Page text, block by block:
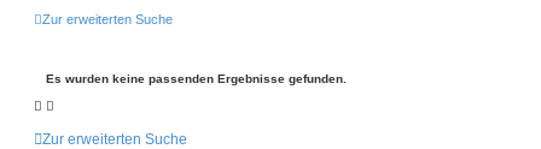
Zur erweiterten Suche
Es wurden keine passenden Ergebnisse gefunden.
Zur erweiterten Suche